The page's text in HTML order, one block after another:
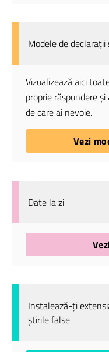
Modele de
Vizualizează aici
proprie răspundere
de care ai nevoie.
Vezi
Date la zi
Instalează-ți
știrile false